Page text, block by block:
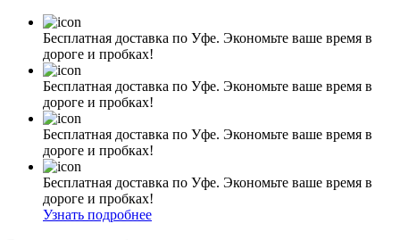
Бесплатная доставка по Уфе. Экономьте ваше время в
дороге и пробках!
Бесплатная доставка по Уфе. Экономьте ваше время в
дороге и пробках!
Бесплатная доставка по Уфе. Экономьте ваше время в
дороге и пробках!
Бесплатная доставка по Уфе. Экономьте ваше время в
дороге и пробках!
Узнать подробнее